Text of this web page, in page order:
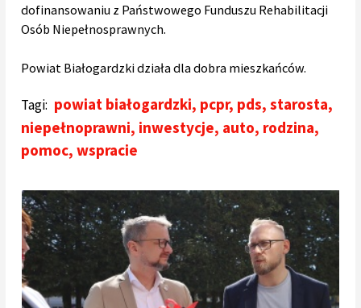
dofinansowaniu z Państwowego Funduszu Rehabilitacji
Osób Niepełnosprawnych.
Powiat Białogardzki działa dla dobra mieszkańców.
Tagi: powiat białogardzki, pcpr, pds, starosta,
niepełnoprawni, inwestycje, auto, rodzina,
pomoc,wspracie